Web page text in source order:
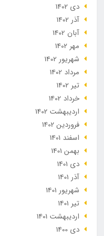
دی 1402
آذر 1402
آبان 1402
مهر 1402
شهریور 1402
مرداد 1402
تير 1402
خرداد 1402
ارديبهشت 1402
فروردین 1402
اسفند 1401
بهمن 1401
دی 1401
آذر 1401
شهریور 1401
تير 1401
ارديبهشت 1401
دی 1400